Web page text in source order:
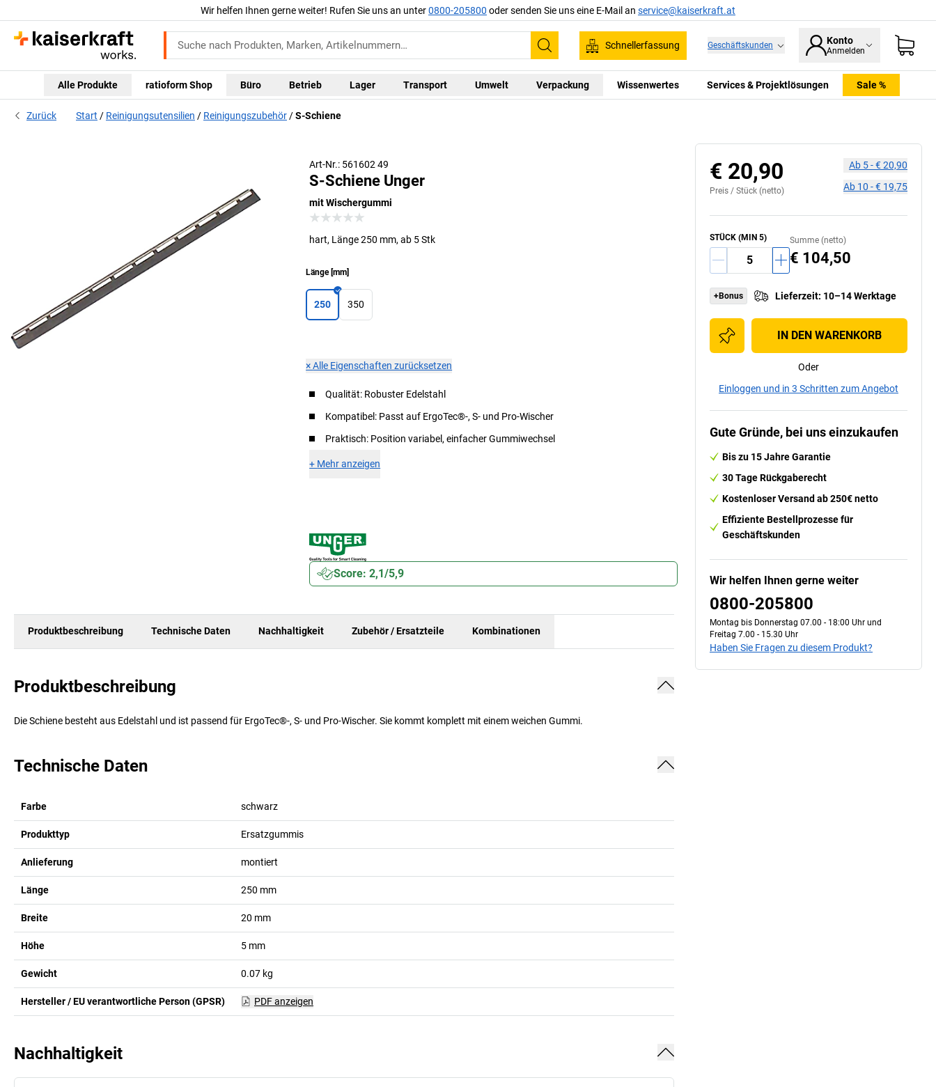
Wir helfen Ihnen gerne weiter! Rufen Sie uns an unter0800-205800 oder senden Sie uns eine E-Mail an service@kaiserkraft.at
Suchen
Schnellerfassung Geschäftskunden Konto
Anmelden
Alle Produkte ratioform Shop Büro Betrieb Lager Transport Umwelt Verpackung Wissenwertes Services & Projektlösungen Sale %
Zurück Start Reinigungsutensilien Reinigungszubehör S-Schiene
Art-Nr.: 561602 49
S-Schiene Unger
mit Wischergummi
hart, Länge 250 mm, ab 5 Stk
Länge[mm]
250 350
×Alle Eigenschaften zurücksetzen
Qualität: Robuster Edelstahl
Kompatibel: Passt auf ErgoTec®-, S- und Pro-Wischer
Praktisch: Position variabel, einfacher Gummiwechsel
+ Mehr anzeigen
Score: 2,1/5,9
Produktbeschreibung Technische Daten Nachhaltigkeit Zubehör / Ersatzteile Kombinationen
Produktbeschreibung
Die Schiene besteht aus Edelstahl und ist passend für ErgoTec®-, S- und Pro-Wischer. Sie kommt komplett mit einem weichen Gummi.
Technische Daten
Farbe schwarz
Produkttyp Ersatzgummis
Anlieferung montiert
Länge 250 mm
Breite 20 mm
Höhe 5 mm
Gewicht 0.07 kg
Hersteller / EU verantwortliche Person (GPSR) PDF anzeigen
Nachhaltigkeit
€ 20,90
Preis / Stück (netto)
Ab 5-€ 20,90
Ab 10 -€ 19,75
STÜCK (MIN 5) Summe (netto)
€ 104,50
+Bonus Lieferzeit: 10–14 Werktage
IN DEN WARENKORB
Oder
Einloggen und in 3 Schritten zum Angebot
Gute Gründe, bei uns einzukaufen
Bis zu 15 Jahre Garantie
30 Tage Rückgaberecht
Kostenloser Versand ab 250€ netto
Effiziente Bestellprozesse für
Geschäftskunden
Wir helfen Ihnen gerne weiter
0800-205800
Montag bis Donnerstag 07.00 - 18:00 Uhr und
Freitag 7.00 - 15.30 Uhr
Haben Sie Fragen zu diesem Produkt?